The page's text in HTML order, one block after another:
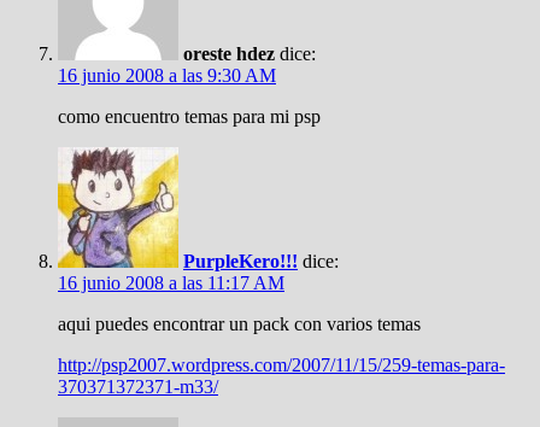
oreste hdez dice:
16 junio 2008 a las 9:30 AM
como encuentro temas para mi psp
PurpleKero!!! dice:
16 junio 2008 a las 11:17 AM
aqui puedes encontrar un pack con varios temas
http://psp2007.wordpress.com/2007/11/15/259-temas-para-
370371372371-m33/